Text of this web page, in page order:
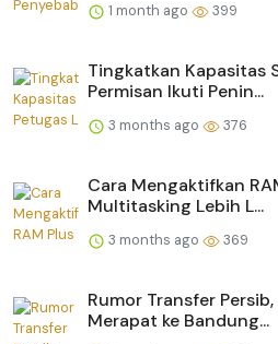
1 month ago 399
Tingkatkan Kapasitas
Permisan Ikuti Penin...
3 months ago 376
Cara Mengaktifkan
Multitasking Lebih L...
3 months ago 369
Rumor Transfer
Merapat ke Bandung...